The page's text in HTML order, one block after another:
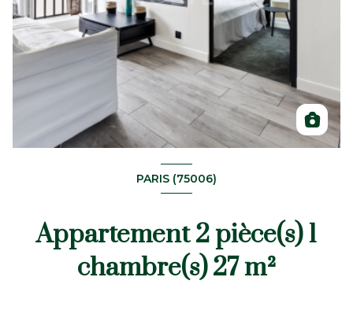
PARIS (75006)
Appartement 2 pièce(s) 1
chambre(s) 27 m²